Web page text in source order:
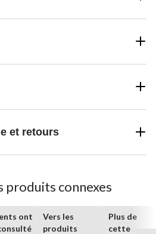
et retours
produits connexes
ont
Vers les
produits
Plus de
cette